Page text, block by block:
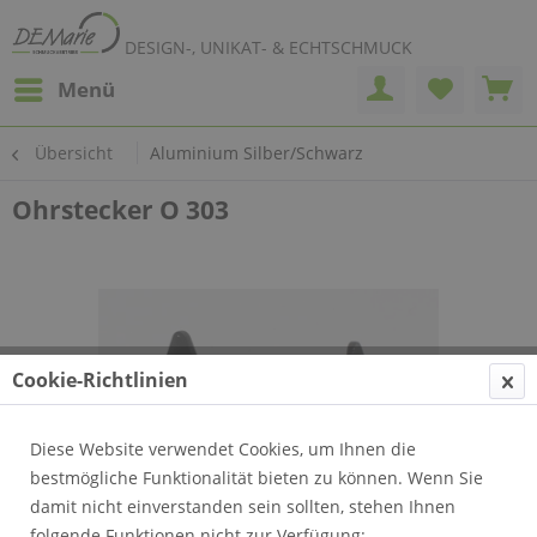
DESIGN-, UNIKAT- & ECHTSCHMUCK
Menü
Übersicht Aluminium Silber/Schwarz
Ohrstecker O 303
Cookie-Richtlinien
Diese Website verwendet Cookies, um Ihnen die
bestmögliche Funktionalität bieten zu können. Wenn Sie
damit nicht einverstanden sein sollten, stehen Ihnen